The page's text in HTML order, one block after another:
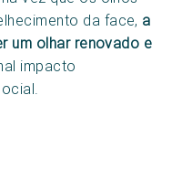
da face, a
um olhar renovado e
impacto